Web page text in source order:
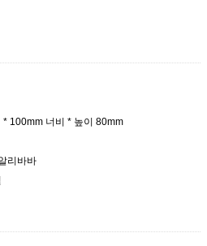
* 100mm 너비 * 높이 80mm
리바바